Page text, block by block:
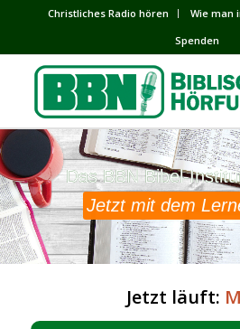
Сhristliches Radio hören
Wie man
Spenden
Das BBN Bibel-
Das BBN Bibel-
Jetzt mit dem
Jetzt läuft: